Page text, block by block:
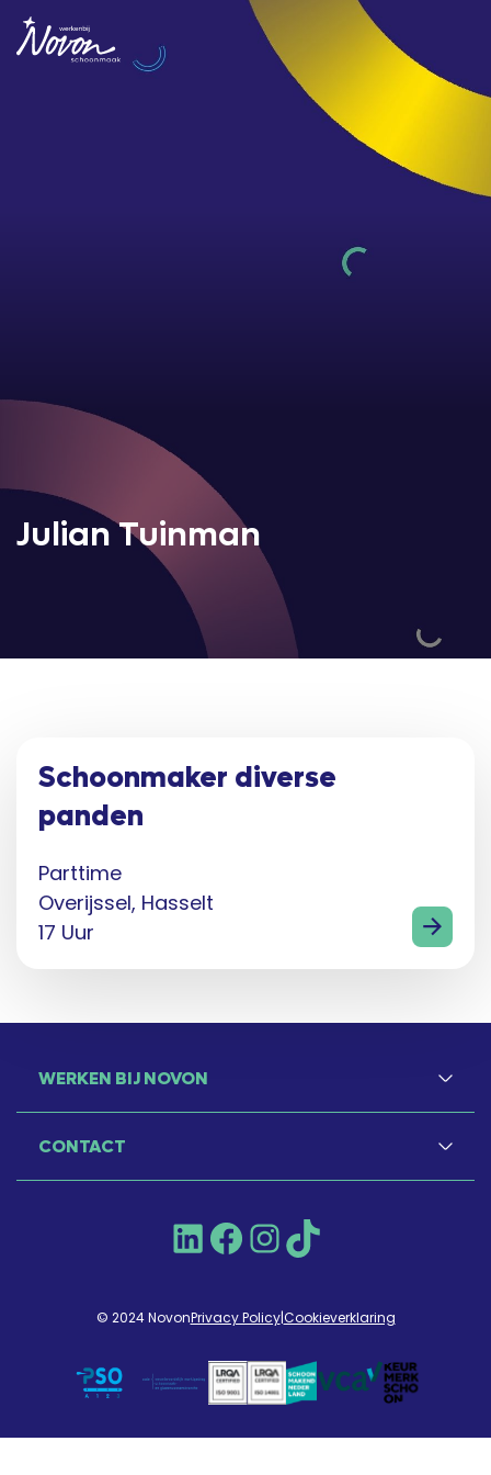
Julian Tuinman
Schoonmaker diverse
panden
Parttime
Overijssel, Hasselt
17 Uur
WERKEN BIJ NOVON
CONTACT
LinkedInFacebookInstagram
TikTok
© 2024 NovonPrivacy Policy|Cookieverklaring